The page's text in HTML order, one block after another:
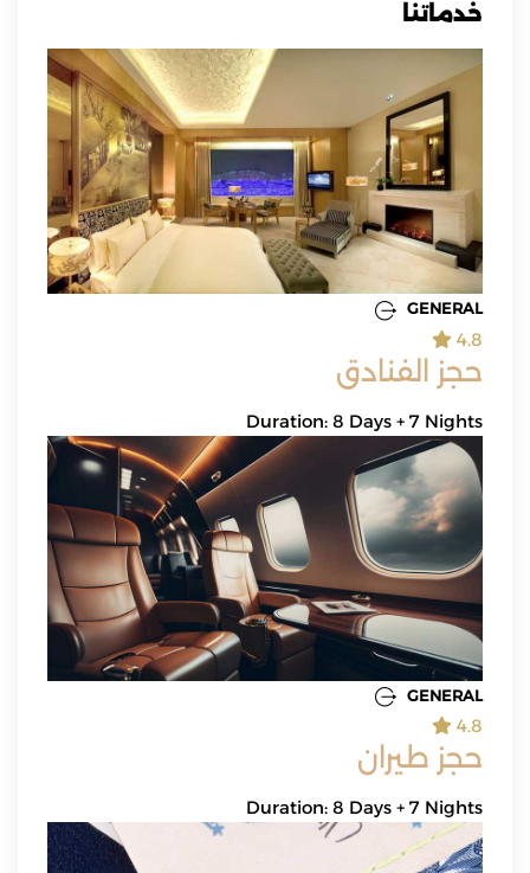
خدماتنا
GENERAL
4.8
حجز الفنادق
Duration: 8 Days + 7 Nights
GENERAL
4.8
حجز طيران
Duration: 8 Days + 7 Nights